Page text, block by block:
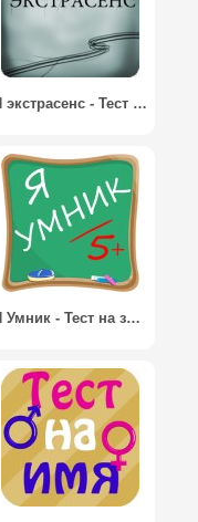
Я экстрасенс - Тест / Im Psychic -Test
Я Умник - Тест на знания / I am a Clever Man - Test